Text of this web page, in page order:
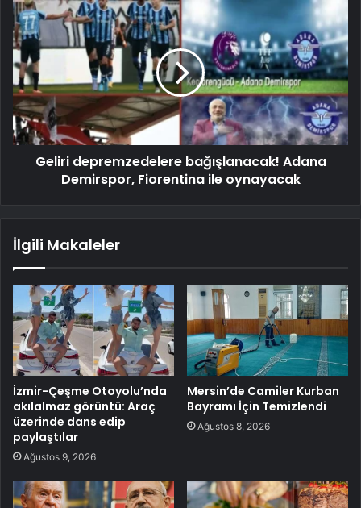
Geliri depremzedelere bağışlanacak! Adana
Demirspor, Fiorentina ile oynayacak
İlgili Makaleler
İzmir-Çeşme Otoyolu’nda
akılalmaz görüntü: Araç
üzerinde dans edip
paylaştılar
Ağustos 9, 2026
Mersin’de Camiler Kurban
Bayramı İçin Temizlendi
Ağustos 8, 2026